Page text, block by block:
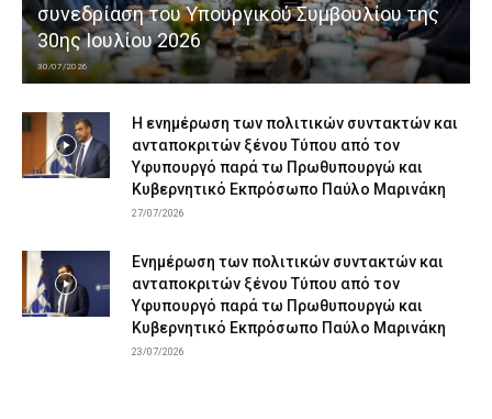
συνεδρίαση του Υπουργικού Συμβουλίου της
30ης Ιουλίου 2026
30/07/2026
Η ενημέρωση των πολιτικών συντακτών και
ανταποκριτών ξένου Τύπου από τον
Υφυπουργό παρά τω Πρωθυπουργώ και
Κυβερνητικό Εκπρόσωπο Παύλο Μαρινάκη
27/07/2026
Ενημέρωση των πολιτικών συντακτών και
ανταποκριτών ξένου Τύπου από τον
Υφυπουργό παρά τω Πρωθυπουργώ και
Κυβερνητικό Εκπρόσωπο Παύλο Μαρινάκη
23/07/2026